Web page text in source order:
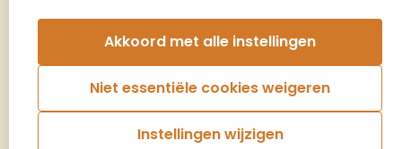
Nieuwsbrief
€5,- kortingsbon voor uw volgende bestelling.
Blijf op de hoogte van het laatste nieuws
gebruiken en hoe effectief de Adwords-
advertenties van Dekkers trading bij Google
zoekresultaatpagina’s zijn. De aldus verkregen
informatie wordt, met inbegrip van het adres van
uw computer (IP-adres), overgebracht naar en
door Google opgeslagen op servers in de
Verenigde Staten. Lees het privacybeleid van
Akkoord met alle instellingen
Niet essentiële cookies weigeren
Instellingen wijzigen